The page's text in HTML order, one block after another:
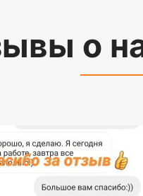
о